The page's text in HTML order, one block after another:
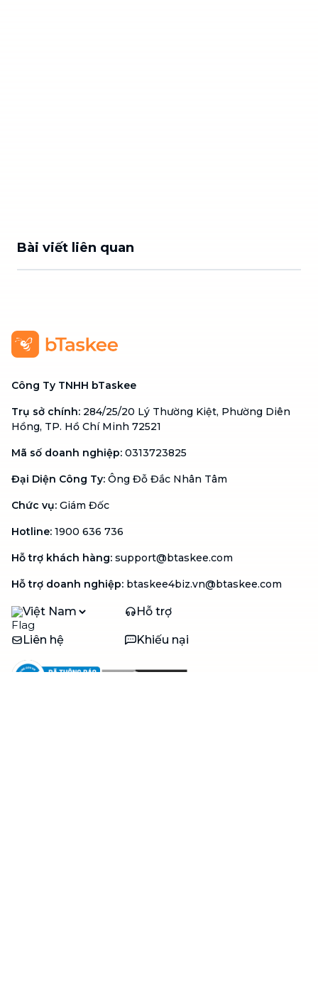
Bài viết liên quan
Công Ty TNHH bTaskee
Trụ sở chính: 284/25/20 Lý Thường Kiệt, Phường Diên
Hồng, TP. Hồ Chí Minh 72521
Mã số doanh nghiệp: 0313723825
Đại Diện Công Ty: Ông Đỗ Đắc Nhân Tâm
Chức vụ: Giám Đốc
Hotline: 1900 636 736
Hỗ trợ khách hàng: support@btaskee.com
Hỗ trợ doanh nghiệp: btaskee4biz.vn@btaskee.com
Việt Nam Hỗ trợ
Liên hệ Khiếu nại